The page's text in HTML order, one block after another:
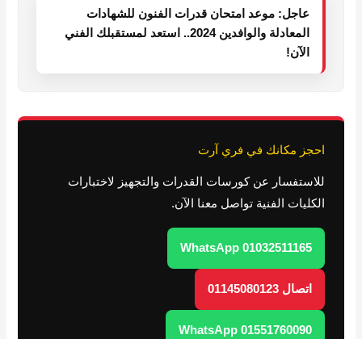
عاجل: موعد امتحان قدرات الفنون للشهادات
المعادلة والوافدين 2024.. استعد لمستقبلك الفني
الآن!
احجز مكانك في فري آرت
للاستفسار عن كورسات القدرات والتجهيز لاختبارات
الكليات الفنية تواصل معنا الآن.
WhatsApp 01032511165
اتصال 01145080123
WhatsApp 01551760090